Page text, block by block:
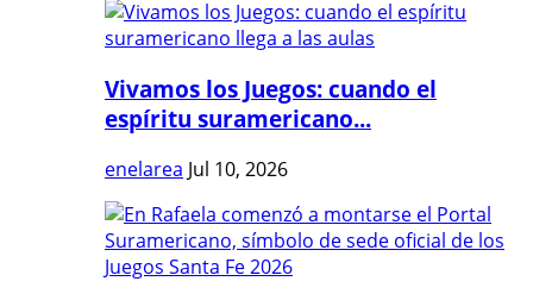
Vivamos los Juegos: cuando el
espíritu suramericano...
enelarea Jul 10, 2026